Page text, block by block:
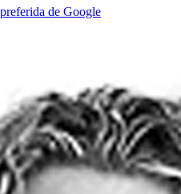
de Google